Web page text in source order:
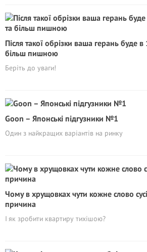
Після такої обрізки ваша герань буде
більш пишною
Беріть до уваги!
Goon – Японські підгузники №1
Один з найкращих варіантів на ринку
Чому в хрущовках чути кожне слово
причина
І як зробити квартиру тихішою?